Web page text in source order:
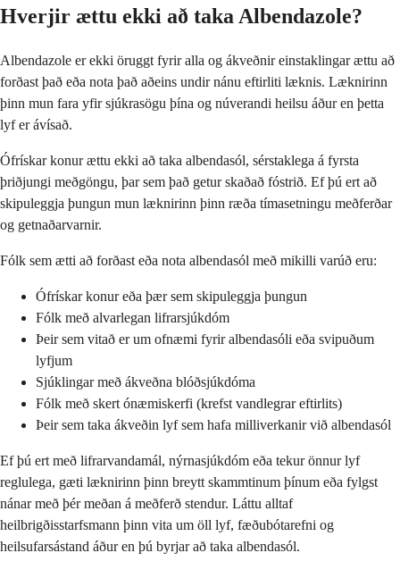
Hverjir ættu ekki að taka Albendazole?
Albendazole er ekki öruggt fyrir alla og ákveðnir einstaklingar ættu að
forðast það eða nota það aðeins undir nánu eftirliti læknis. Læknirinn
þinn mun fara yfir sjúkrasögu þína og núverandi heilsu áður en þetta
lyf er ávísað.
Ófrískar konur ættu ekki að taka albendasól, sérstaklega á fyrsta
þriðjungi meðgöngu, þar sem það getur skaðað fóstrið. Ef þú ert að
skipuleggja þungun mun læknirinn þinn ræða tímasetningu meðferðar
og getnaðarvarnir.
Fólk sem ætti að forðast eða nota albendasól með mikilli varúð eru:
Ófrískar konur eða þær sem skipuleggja þungun
Fólk með alvarlegan lifrarsjúkdóm
Þeir sem vitað er um ofnæmi fyrir albendasóli eða svipuðum
lyfjum
Sjúklingar með ákveðna blóðsjúkdóma
Fólk með skert ónæmiskerfi (krefst vandlegrar eftirlits)
Þeir sem taka ákveðin lyf sem hafa milliverkanir við albendasól
Ef þú ert með lifrarvandamál, nýrnasjúkdóm eða tekur önnur lyf
reglulega, gæti læknirinn þinn breytt skammtinum þínum eða fylgst
nánar með þér meðan á meðferð stendur. Láttu alltaf
heilbrigðisstarfsmann þinn vita um öll lyf, fæðubótarefni og
heilsufarsástand áður en þú byrjar að taka albendasól.